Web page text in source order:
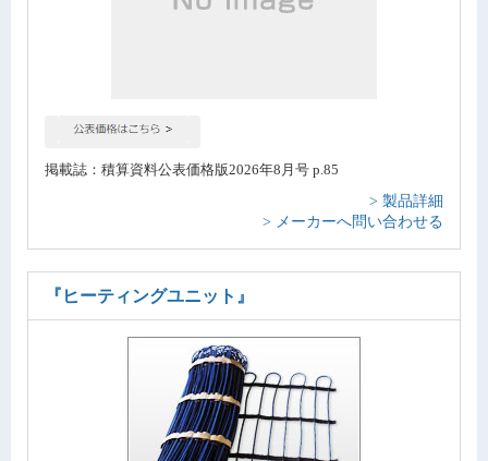
掲載誌：積算資料公表価格版2026年8月号 p.85
> 製品詳細
> メーカーへ問い合わせる
『ヒーティングユニット』